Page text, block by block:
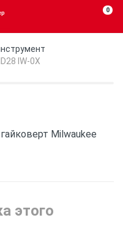
0
IW-0X
Milwaukee
этого